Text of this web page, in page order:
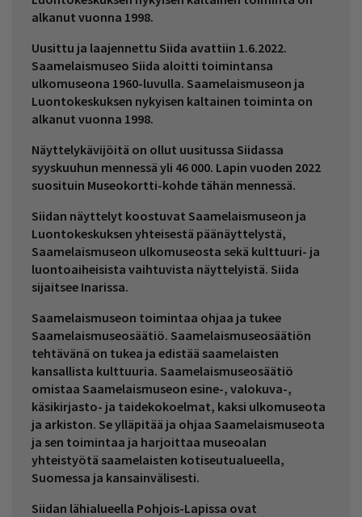
alkanut vuonna 1998.
Uusittu ja laajennettu Siida avattiin 1.6.2022.
Saamelaismuseo Siida aloitti toimintansa
ulkomuseona 1960-luvulla. Saamelaismuseon ja
Luontokeskuksen nykyisen kaltainen toiminta on
alkanut vuonna 1998.
Näyttelykävijöitä on ollut uusitussa Siidassa
syyskuuhun mennessä yli 46 000. Lapin vuoden 2022
suosituin Museokortti-kohde tähän mennessä.
Siidan näyttelyt koostuvat Saamelaismuseon ja
Luontokeskuksen yhteisestä päänäyttelystä,
Saamelaismuseon ulkomuseosta sekä kulttuuri- ja
luontoaiheisista vaihtuvista näyttelyistä. Siida
sijaitsee Inarissa.
Saamelaismuseon toimintaa ohjaa ja tukee
Saamelaismuseosäätiö. Saamelaismuseosäätiön
tehtävänä on tukea ja edistää saamelaisten
kansallista kulttuuria. Saamelaismuseosäätiö
omistaa Saamelaismuseon esine-, valokuva-,
käsikirjasto- ja taidekokoelmat, kaksi ulkomuseota
ja arkiston. Se ylläpitää ja ohjaa Saamelaismuseota
ja sen toimintaa ja harjoittaa museoalan
yhteistyötä saamelaisten kotiseutualueella,
Suomessa ja kansainvälisesti.
Siidan lähialueella Pohjois-Lapissa ovat